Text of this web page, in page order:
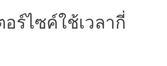
อร์ไซค์ใช้เวลากี่